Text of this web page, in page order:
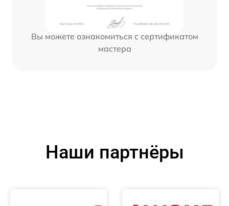
Вы можете ознакомиться с сертификатом
мастера
Наши партнёры